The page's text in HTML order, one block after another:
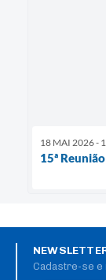
18 MAI 2026 -
15ª
Cadastre-se e